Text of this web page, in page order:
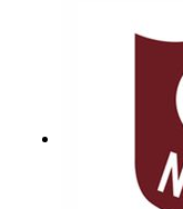
hans
Thiago Silva